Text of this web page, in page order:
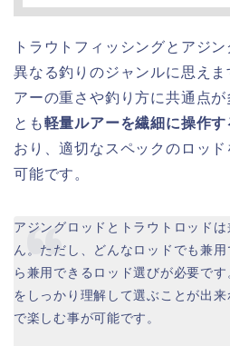
トラウトフィッシングとアジ
異なる釣りのジャンルに思え
アーの重さや釣り方に共通点
とも軽量ルアーを繊細に操作す
おり、適切なスペックのロッ
可能です。
アジングロッドとトラウトロッド
ん。ただし、どんなロッドでも兼
ら兼用できるロッド選びが必要で
をしっかり理解して選ぶことが出
で楽しむ事が可能です。